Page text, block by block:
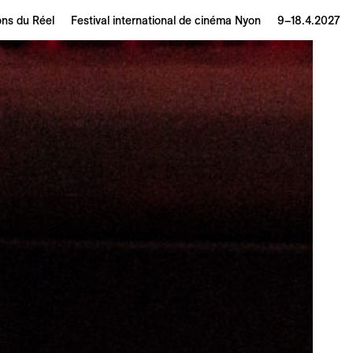
du Réel Festival international de cinéma Nyon 9–18.4.2027